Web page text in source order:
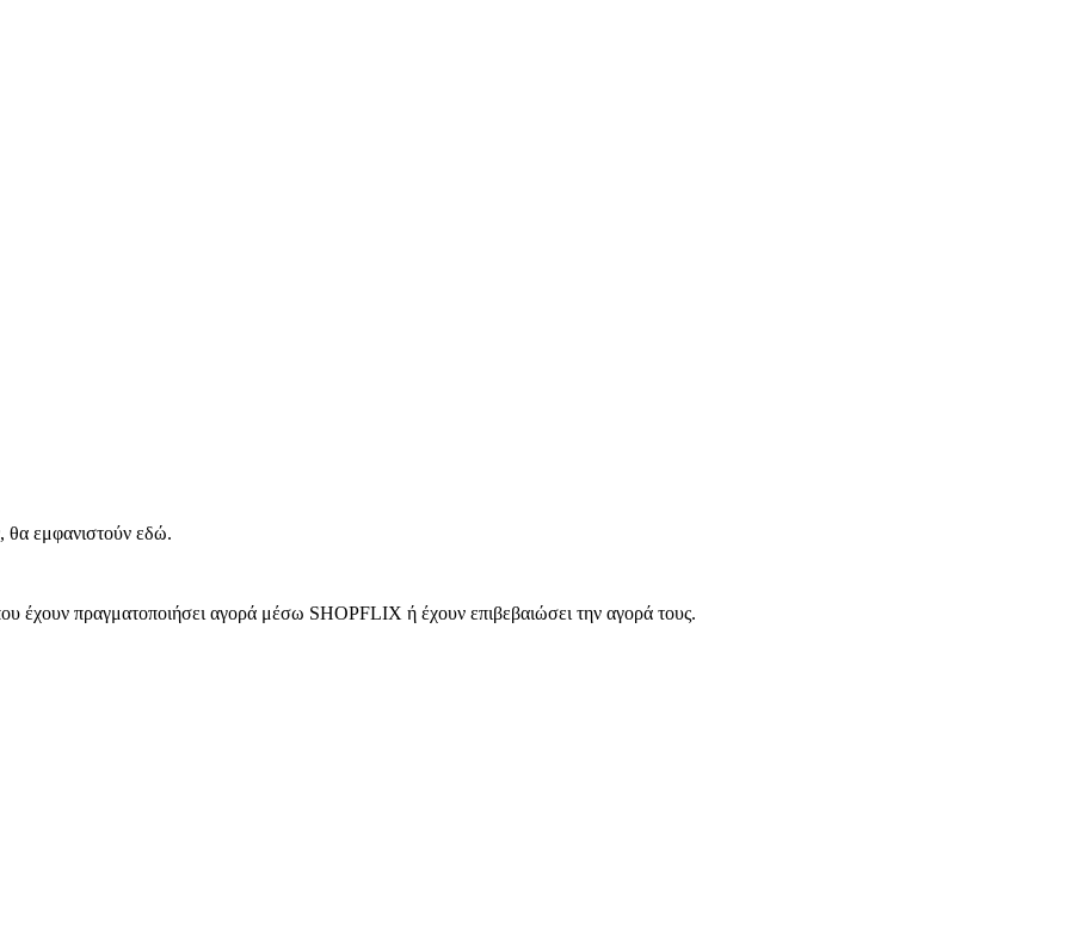
θα εμφανιστούν εδώ.
έχουν πραγματοποιήσει αγορά μέσω SHOPFLIX ή έχουν επιβεβαιώσει την αγορά τους.